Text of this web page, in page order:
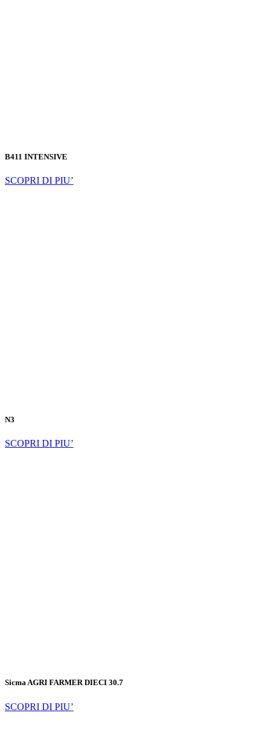
B411 INTENSIVE
SCOPRI DI PIU’
N3
SCOPRI DI PIU’
Sicma AGRI FARMER DIECI 30.7
SCOPRI DI PIU’